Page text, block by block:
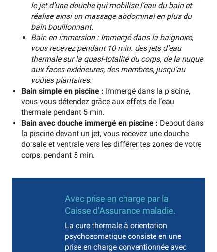
le jet d’une douche qui mobilise l’eau du bain et
réalise ainsi un massage abdominal en plus du
bain bouillonnant.
Bain en immersion : Immergé dans la baignoire,
vous recevez pendant 10 min. des jets d’eau
thermale sur la quasi-totalité du corps, de la nuque
aux faces extérieures, des membres, jusqu’au
voûtes plantaires.
Bain simple en piscine : Immergé dans la piscine,
vous vous détendez grâce aux effets de l’eau
thermale pendant 5 min.
Bain avec douche immergé en piscine : Debout dans
la piscine devant un jet, vous recevez une douche
dorsale et ventrale vers les différentes zones de votre
corps, pendant 5 min.
Avec prise en charge par la
Caisse d’Assurance maladie.
La cure thermale à orientation
psychosomatique consiste en une
prise en charge conventionnée avec